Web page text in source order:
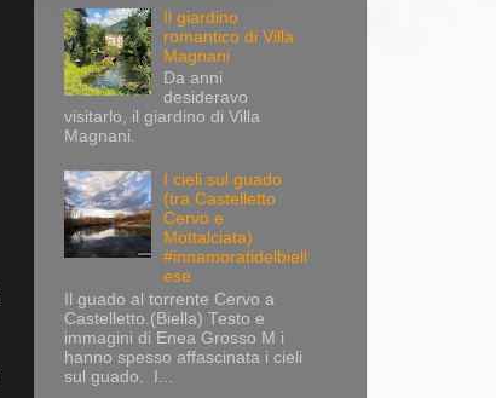
Il giardino
romantico di Villa
Magnani
Da anni
desideravo
visitarlo, il giardino di Villa
Magnani.
I cieli sul guado
(tra Castelletto
Cervo e
Mottalciata)
#innamoratidelbiell
ese
Il guado al torrente Cervo a
Castelletto.(Biella) Testo e
immagini di Enea Grosso M i
hanno spesso affascinata i cieli
sul guado. I...